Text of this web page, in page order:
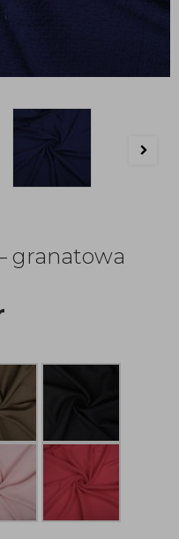
granatowa